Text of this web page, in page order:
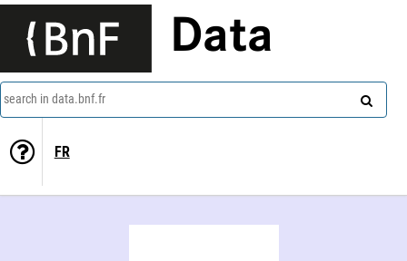
Data
search in data.bnf.fr
FR